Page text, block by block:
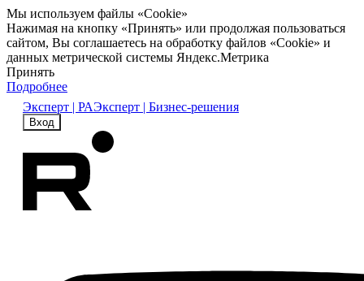
Мы используем файлы «Cookie»
Нажимая на кнопку «Принять» или продолжая пользоваться
сайтом, Вы соглашаетесь на обработку файлов «Cookie» и
данных метрической системы Яндекс.Метрика
Принять
Подробнее
Эксперт | РАЭксперт | Бизнес-решения
Вход